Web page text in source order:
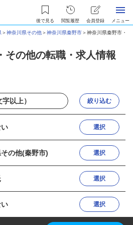
後で見る 閲覧履歴 会員登録 メニュー
＞神奈川県その他＞神奈川県秦野市＞神奈川県秦野市・
その他の転職・求人情報
絞り込む
選択
の他(秦野市) 選択
選択
選択